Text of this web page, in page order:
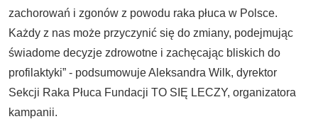
zachorowań i zgonów z powodu raka płuca w Polsce.
Każdy z nas może przyczynić się do zmiany, podejmując
świadome decyzje zdrowotne i zachęcając bliskich do
profilaktyki” - podsumowuje Aleksandra Wilk, dyrektor
Sekcji Raka Płuca Fundacji TO SIĘ LECZY, organizatora
kampanii.